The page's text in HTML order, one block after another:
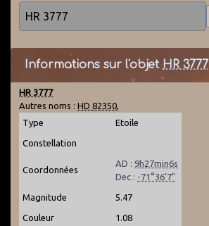
Informations sur l'objet HR 3777
HR 3777
Autres noms : HD 82350,
Type
Etoile
Constellation
Coordonnées
AD : 9h27min6s
Dec : -71°36'7"
Magnitude 5.47
Couleur 1.08